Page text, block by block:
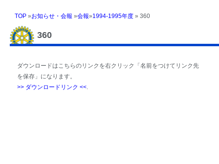
TOP »お知らせ・会報 »会報»1994-1995年度 » 360
360
ダウンロードはこちらのリンクを右クリック「名前をつけてリンク先
を保存」になります。
>> ダウンロードリンク <<.